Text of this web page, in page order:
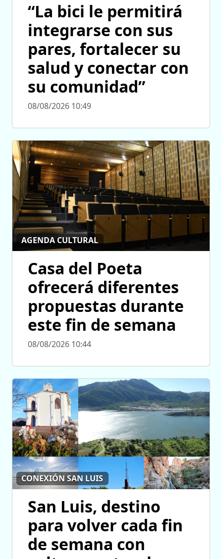
“La bici le permitirá
integrarse con sus
pares, fortalecer su
salud y conectar con
su comunidad”
08/08/2026 10:49
AGENDA CULTURAL
Casa del Poeta
ofrecerá diferentes
propuestas durante
este fin de semana
08/08/2026 10:44
CONEXIÓN SAN LUIS
San Luis, destino
para volver cada fin
de semana con